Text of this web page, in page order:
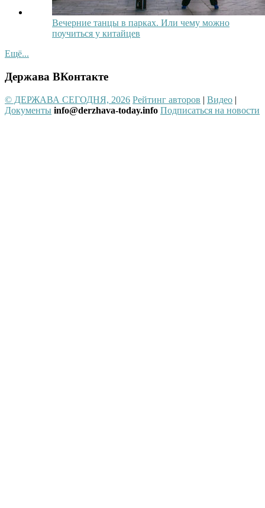
Вечерние танцы в парках. Или чему можно
поучиться у китайцев
Ещё...
Держава ВКонтакте
© ДЕРЖАВА СЕГОДНЯ, 2026 Рейтинг авторов | Видео |
Документы info@derzhava-today.info Подписаться на новости